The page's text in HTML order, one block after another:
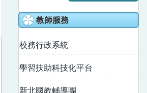
教師服務
校務行政系統
學習扶助科技化平台
新北國教輔導團